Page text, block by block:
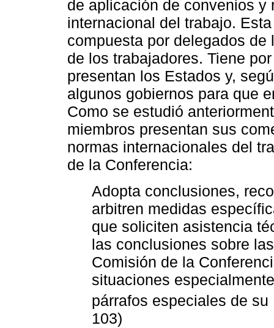
de aplicación de convenios
internacional del trabajo.
compuesta por delegados
de los trabajadores. Tiene
presentan los Estados y,
algunos gobiernos para que
Como se estudió
miembros presentan sus
normas internacionales del
de la Conferencia:
Adopta conclusiones,
arbitren medidas
que soliciten asistencia
las conclusiones sobre
Comisión de la
situaciones
párrafos especiales de su
103)